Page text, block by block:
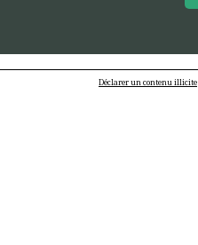
Déclarer un contenu illicite